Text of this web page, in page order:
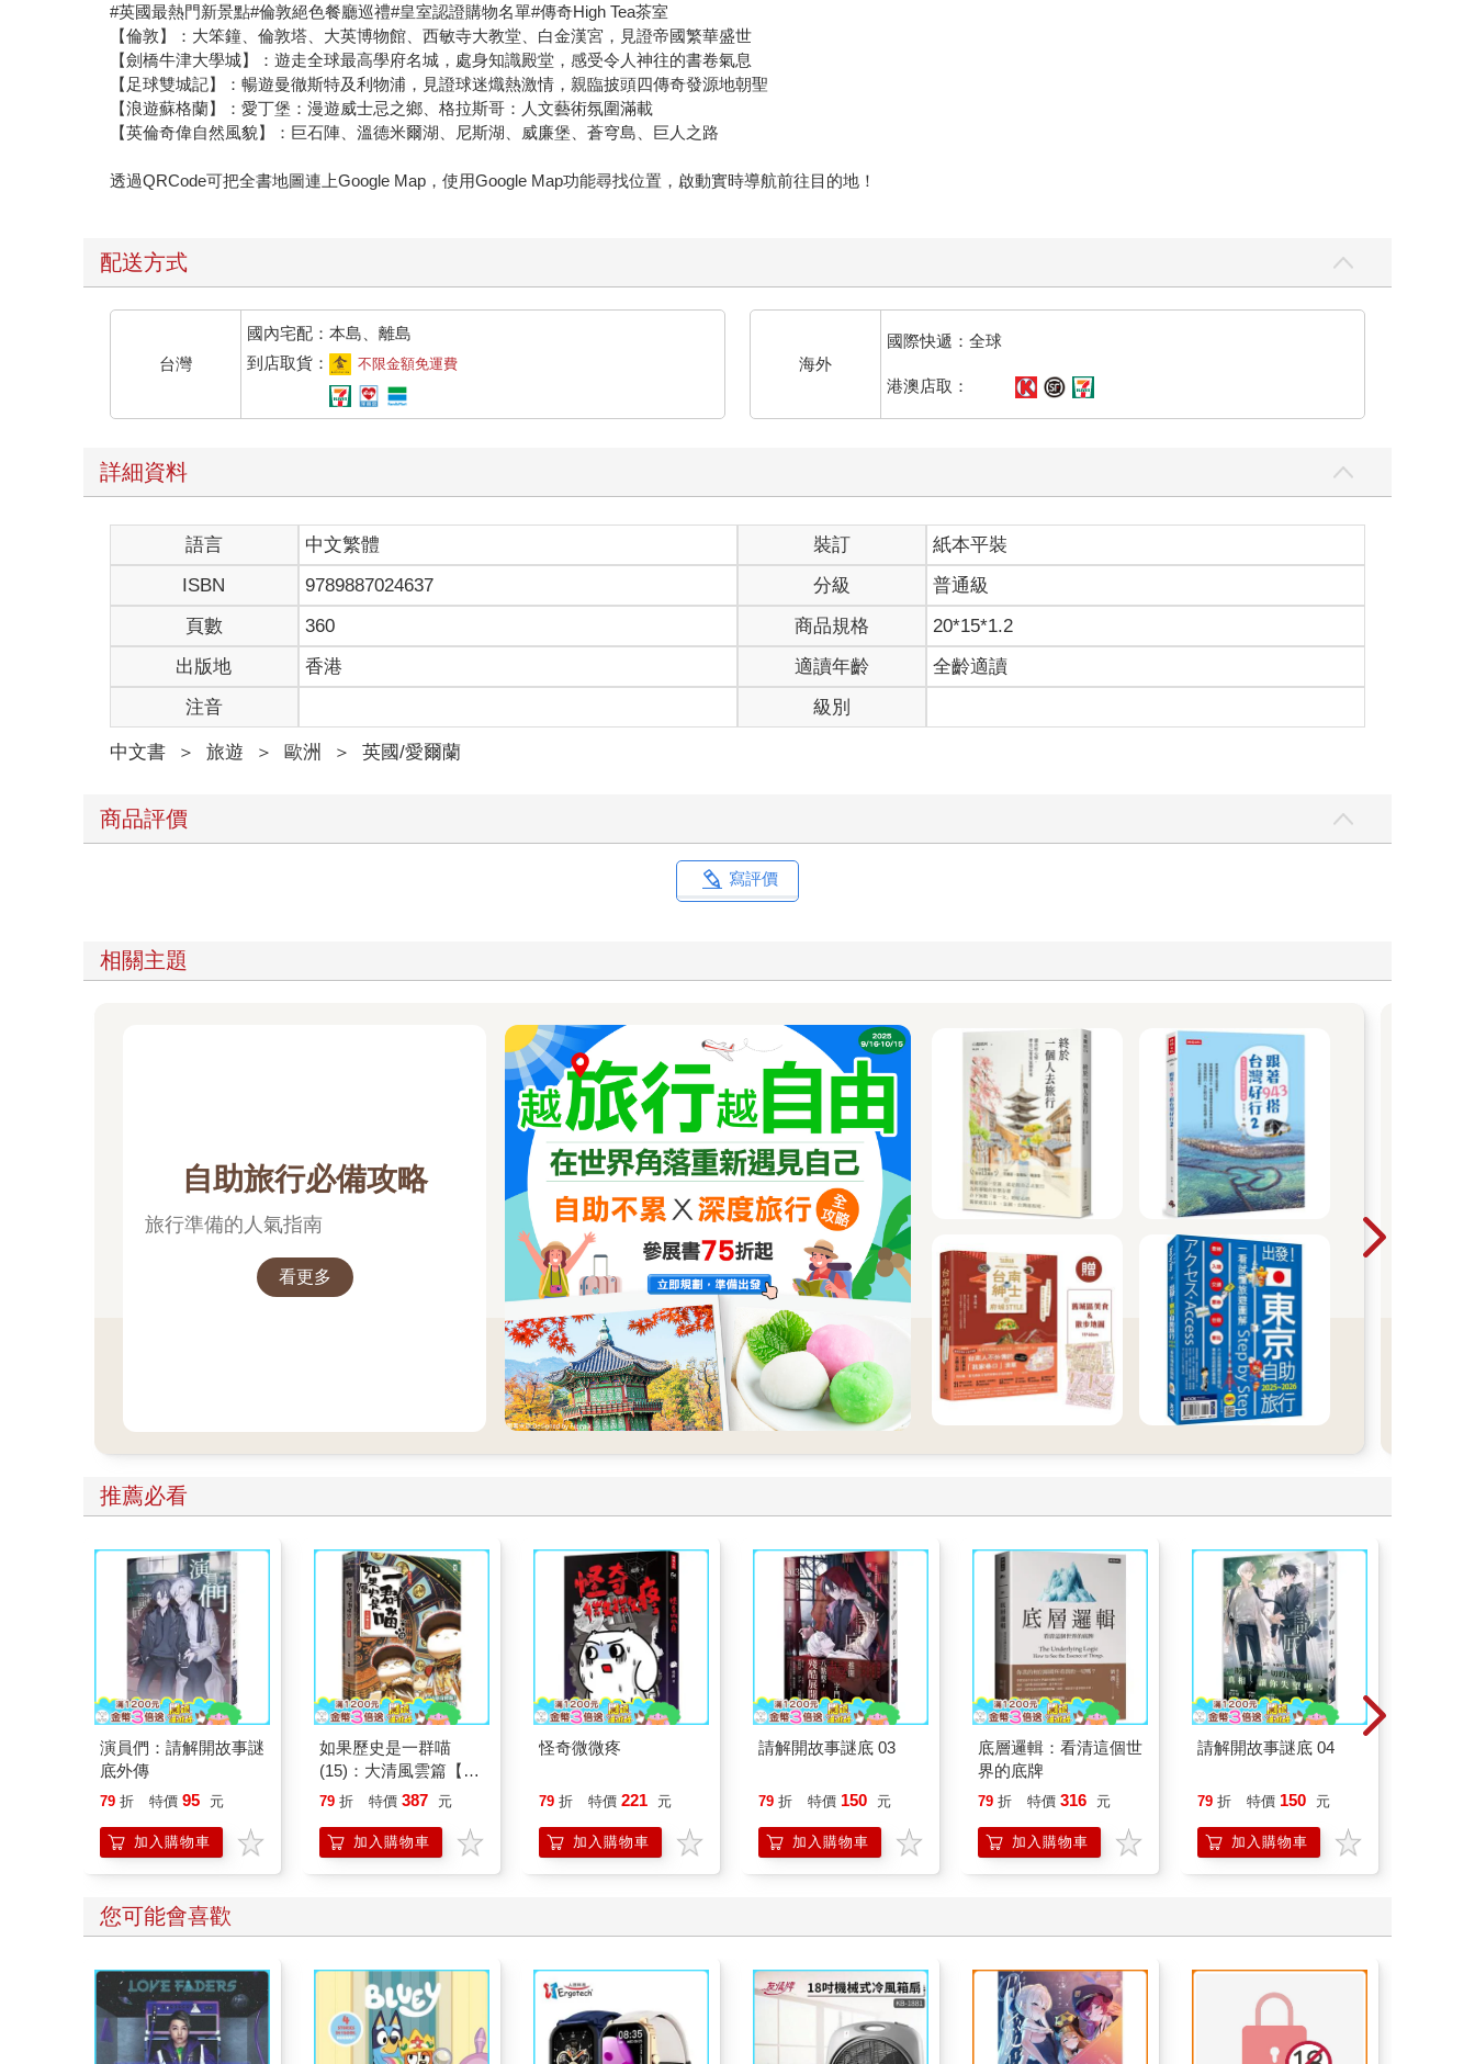
#英國最熱門新景點#倫敦絕色餐廳巡禮#皇室認證購物名單#傳奇High Tea茶室
【倫敦】：大笨鐘、倫敦塔、大英博物館、西敏寺大教堂、白金漢宮，見證帝國繁華盛世
【劍橋牛津大學城】：遊走全球最高學府名城，處身知識殿堂，感受令人神往的書卷氣息
【足球雙城記】：暢遊曼徹斯特及利物浦，見證球迷熾熱激情，親臨披頭四傳奇發源地朝聖
【浪遊蘇格蘭】：愛丁堡：漫遊威士忌之鄉、格拉斯哥：人文藝術氛圍滿載
【英倫奇偉自然風貌】：巨石陣、溫德米爾湖、尼斯湖、威廉堡、蒼穹島、巨人之路
透過QRCode可把全書地圖連上Google Map，使用Google Map功能尋找位置，啟動實時導航前往目的地！
配送方式
台灣
國內宅配：本島、離島
到店取貨：
不限金額免運費 海外
國際快遞：全球
港澳店取：
詳細資料
語言 中文繁體 裝訂
紙本平裝
ISBN
9789887024637 分級
普通級
頁數
360 商品規格
20*15*1.2
出版地
香港 適讀年齡
全齡適讀
注音
級別
中文書 ＞ 旅遊 ＞ 歐洲 ＞ 英國/愛爾蘭
商品評價
寫評價
相關主題
自助旅行必備攻略
旅行準備的人氣指南
看更多
推薦必看
演員們：請解開故事謎
底外傳
79 折 特價 95 元
加入購物車
如果歷史是一群喵
(15)：大清風雲篇【萌
貓漫畫學歷史】
79 折 特價 387 元
加入購物車
怪奇微微疼
79 折 特價 221 元
加入購物車
請解開故事謎底 03
79 折 特價 150 元
加入購物車
底層邏輯：看清這個世
界的底牌
79 折 特價 316 元
加入購物車
請解開故事謎底 04
79 折 特價 150 元
加入購物車
您可能會喜歡